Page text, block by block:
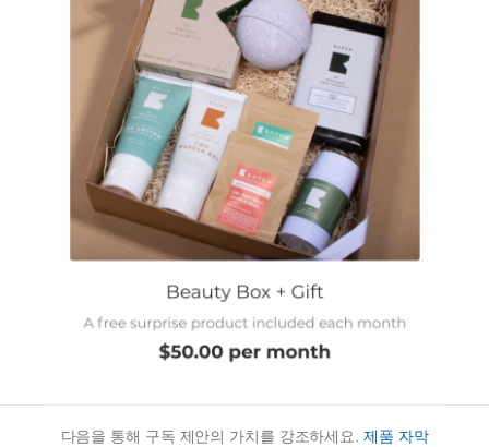
다음을 통해 구독 제안의 가치를 강조하세요. 제품 자막